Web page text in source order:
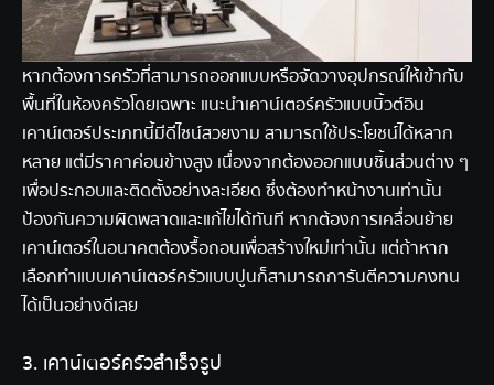
หากต้องการครัวที่สามารถออกแบบหรือจัดวางอุปกรณ์ให้เข้ากับ
พื้นที่ในห้องครัวโดยเฉพาะ แนะนำเคาน์เตอร์ครัวแบบบิ้วต์อิน
เคาน์เตอร์ประเภทนี้มีดีไซน์สวยงาม สามารถใช้ประโยชน์ได้หลาก
หลาย แต่มีราคาค่อนข้างสูง เนื่องจากต้องออกแบบชิ้นส่วนต่าง ๆ
เพื่อประกอบและติดตั้งอย่างละเอียด ซึ่งต้องทำหน้างานเท่านั้น
ป้องกันความผิดพลาดและแก้ไขได้ทันที หากต้องการเคลื่อนย้าย
เคาน์เตอร์ในอนาคตต้องรื้อถอนเพื่อสร้างใหม่เท่านั้น แต่ถ้าหาก
เลือกทำแบบเคาน์เตอร์ครัวแบบปูนก็สามารถการันตีความคงทน
ได้เป็นอย่างดีเลย
3. เคาน์เตอร์ครัวสำเร็จรูป